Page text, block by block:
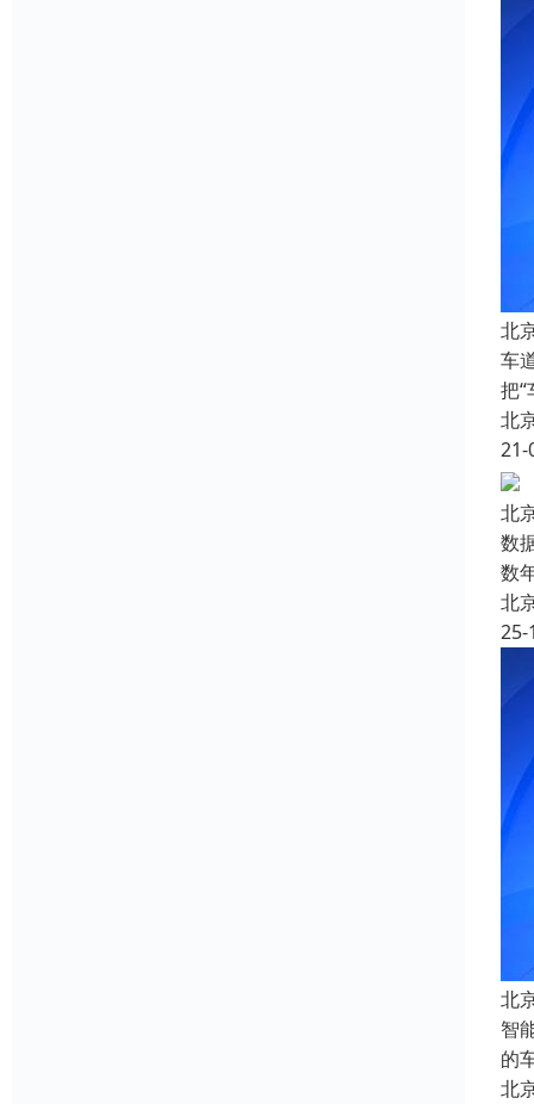
北
车
把
北
21-
北
数
数
北
25-
北
智
的
北